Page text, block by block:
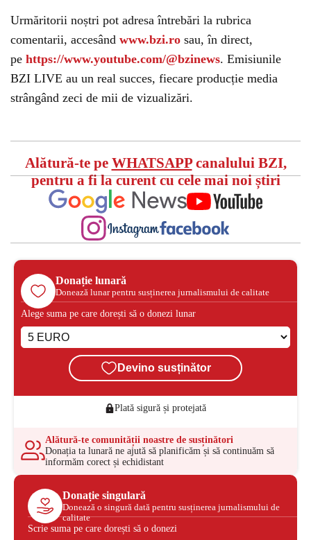
Urmăritorii noștri pot adresa întrebări la rubrica
comentarii, accesând www.bzi.ro sau, în direct,
pe https://www.youtube.com/@bzinews. Emisiunile
BZI LIVE au un real succes, fiecare producție media
strângând zeci de mii de vizualizări.
Alătură-te pe WHATSAPPcanalului BZI,
pentru a fi la curent cu cele mai noi știri
Donație lunară
Donează lunar pentru susținerea jurnalismului de calitate
Alege suma pe care dorești să o donezi lunar
Devino susținător
Plată sigură și protejată
Alătură-te comunității noastre de susținători
Donația ta lunară ne ajută să planificăm și să continuăm să
informăm corect și echidistant
Donație singulară
Donează o singură dată pentru susținerea jurnalismului de
calitate
Scrie suma pe care dorești să o donezi